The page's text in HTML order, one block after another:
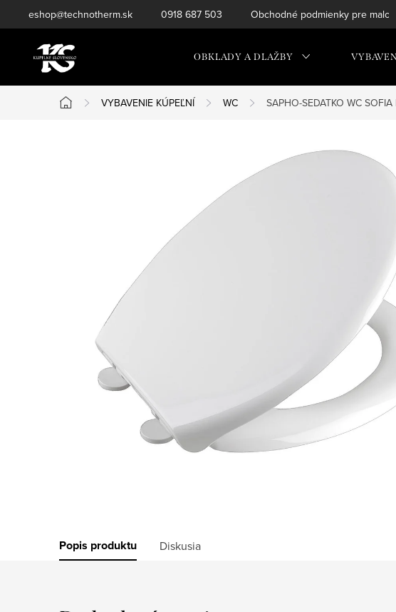
na
eshop@technotherm.sk 0918 687 503 Obchodné podmienky pre
OBKLADY A DLAŽBY
Domov
VYBAVENIE KÚPEĽNÍ WC SAPHO-SEDATKO WC SOFIA
Popis produktu Diskusia